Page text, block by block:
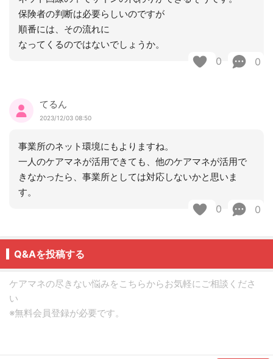
保険者の判断は必要らしいのですが
順番には、その流れに
なってくるのではないでしょうか。
0 0
てるん
2023/12/03 08:50
事業所のネット環境にもよりますね。
一人のケアマネが活用できても、他のケアマネが活用で
きなかったら、事業所としては対応しないかと思いま
す。
0 0
Q&Aを投稿する